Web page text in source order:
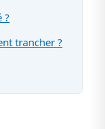
?
trancher ?